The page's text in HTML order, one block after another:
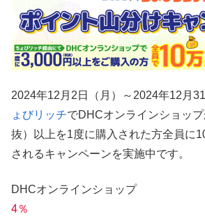
2024年12月2日（月）～2024年12月31
ょびリッチでDHCオンラインショッ
抜）以上を1度に購入された方全員に
されるキャンペーンを実施中です。
DHCオンラインショップ
4％